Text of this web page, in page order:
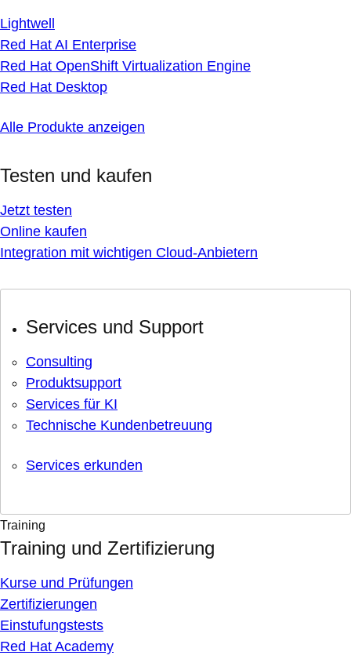
Lightwell
Red Hat AI Enterprise
Red Hat OpenShift Virtualization Engine
Red Hat Desktop
Alle Produkte anzeigen
Testen und kaufen
Jetzt testen
Online kaufen
Integration mit wichtigen Cloud-Anbietern
Services und Support
Consulting
Produktsupport
Services für KI
Technische Kundenbetreuung
Services erkunden
Training
Training und Zertifizierung
Kurse und Prüfungen
Zertifizierungen
Einstufungstests
Red Hat Academy